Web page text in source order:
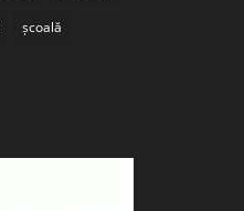
școală